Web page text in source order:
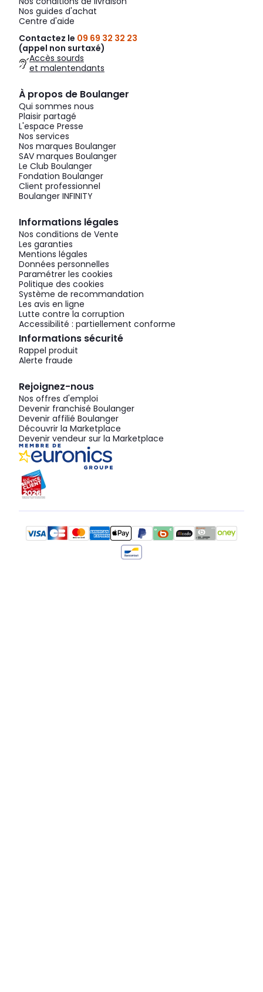
Nos guides d'achat
Centre d'aide
Contactez le 09 69 32 32 23
(appel non surtaxé)
Accès sourds
et malentendants
À propos de Boulanger
Qui sommes nous
Plaisir partagé
L'espace Presse
Nos services
Nos marques Boulanger
SAV marques Boulanger
Le Club Boulanger
Fondation Boulanger
Client professionnel
Boulanger INFINITY
Informations légales
Nos conditions de Vente
Les garanties
Mentions légales
Données personnelles
Paramétrer les cookies
Politique des cookies
Système de recommandation
Les avis en ligne
Lutte contre la corruption
Accessibilité : partiellement conforme
Informations sécurité
Rappel produit
Alerte fraude
Rejoignez-nous
Nos offres d'emploi
Devenir franchisé Boulanger
Devenir affilié Boulanger
Découvrir la Marketplace
Devenir vendeur sur la Marketplace